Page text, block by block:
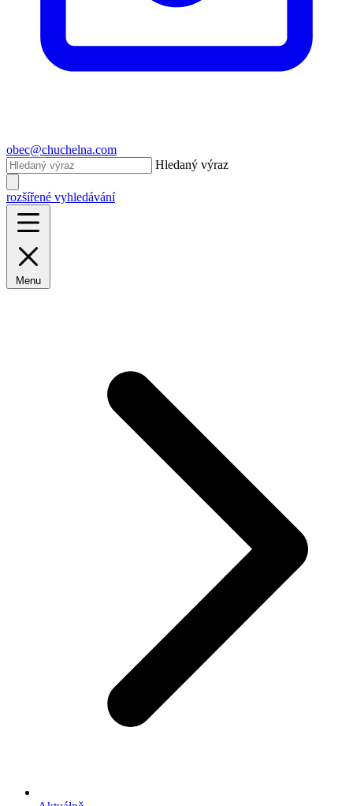
obec@chuchelna.com
Hledaný výraz
rozšířené vyhledávání
Menu